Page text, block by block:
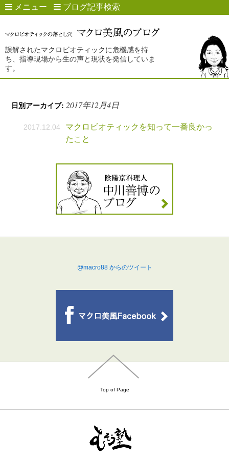
メニュー ブログ記事検索
誤解されたマクロビオティックに危機感を持
ち、指導現場から生の声と現状を発信していま
す。
日別アーカイブ:2017年12月4日
2017.12.04
マクロビオティックを知って一番良かっ
たこと
@macro88 からのツイート
Top of Page